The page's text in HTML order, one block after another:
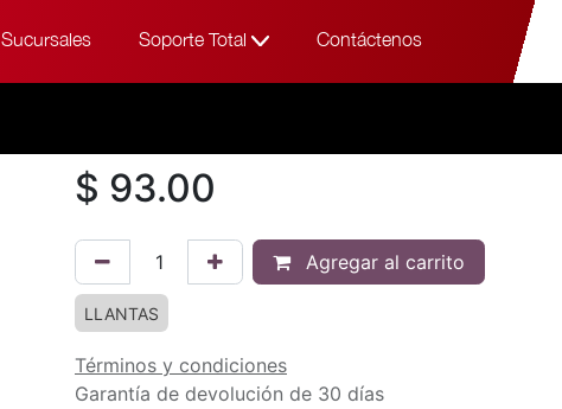
Sucursales Soporte Total Contáctenos
Todos los productos 195/60R16 89H ES32
$ 93.00
Agregar al carrito
LLANTAS
Términos y condiciones
Garantía de devolución de 30 días